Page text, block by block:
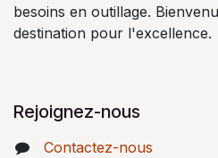
besoins en outillage.
destination pour l'excellence.
Rejoignez-nous
Contactez-nous